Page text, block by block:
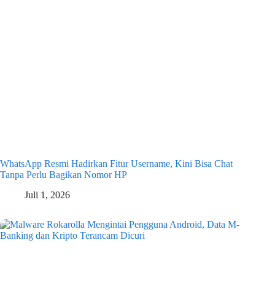
WhatsApp Resmi Hadirkan Fitur Username, Kini Bisa Chat
Tanpa Perlu Bagikan Nomor HP
Juli 1, 2026